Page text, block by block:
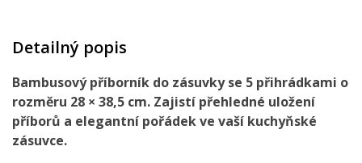
Detailný popis
Bambusový příborník do zásuvky se 5 přihrádkami o
rozměru 28 × 38,5 cm. Zajistí přehledné uložení
příborů a elegantní pořádek ve vaší kuchyňské
zásuvce.